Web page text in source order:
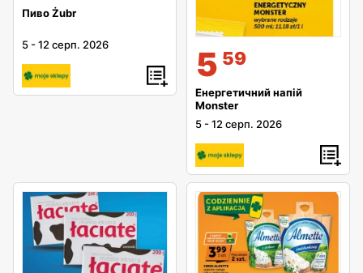
Пиво Żubr
5 -12 серп. 2026 5 59
Енергетичний напій
Monster
5 -12 серп. 2026